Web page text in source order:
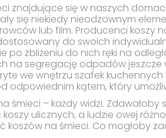
znajdujące się w naszych
się niekiedy nieodzownym
lub film. Producenci koszy
do swoich
po zbliżeniu do nich ręki na
na segregację odpadów jeszcze
we wnętrzu szafek
odpowiednim kątem, który
śmieci – każdy widzi.
ulicznych, a ludzie owej
koszów na śmieci. Co mogłoby